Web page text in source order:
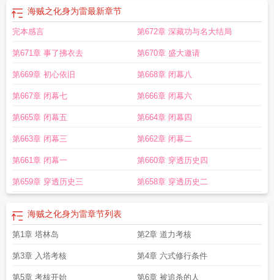
贼王之化身为雷
海贼之雷神降临免费阅读
将 海贼王之化身为雷txt
海贼之化身为雷最新章节
完本感言 第672章 深藏功与名大结局
第671章 事了拂衣去 第670章 盛大邀请
第669章 初心依旧 第668章 闭幕八
第667章 闭幕七 第666章 闭幕六
第665章 闭幕五 第664章 闭幕四
第663章 闭幕三 第662章 闭幕二
第661章 闭幕一 第660章 穿透历史四
第659章 穿透历史三 第658章 穿透历史二
海贼之化身为雷章节列表
第1章 塔林岛 第2章 道力考核
第3章 入塔考核 第4章 六式修行条件
第5章 考核开始 第6章 被追杀的人